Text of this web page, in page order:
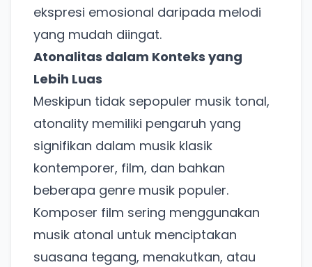
ekspresi emosional daripada melodi
yang mudah diingat.
Atonalitas dalam Konteks yang
Lebih Luas
Meskipun tidak sepopuler musik tonal,
atonality memiliki pengaruh yang
signifikan dalam musik klasik
kontemporer, film, dan bahkan
beberapa genre musik populer.
Komposer film sering menggunakan
musik atonal untuk menciptakan
suasana tegang, menakutkan, atau